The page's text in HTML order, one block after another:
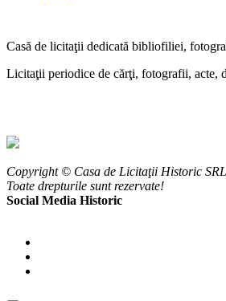
Casă de licitaţii dedicată bibliofiliei,
Licitaţii periodice de cărţi, fotografii, acte,
Copyright © Casa de Licitaţii Historic SRL
Toate drepturile sunt rezervate!
Social Media Historic